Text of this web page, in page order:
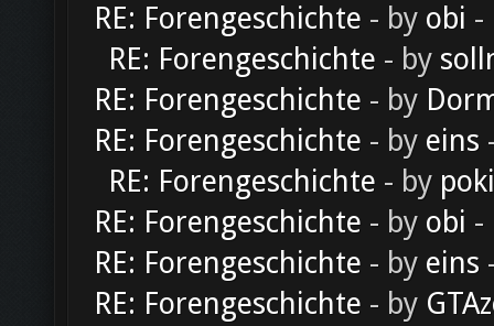
RE: Forengeschichte - by obi -
RE: Forengeschichte - by
RE: Forengeschichte - by
RE: Forengeschichte - by eins
RE: Forengeschichte - by
RE: Forengeschichte - by obi -
RE: Forengeschichte - by eins
RE: Forengeschichte - by